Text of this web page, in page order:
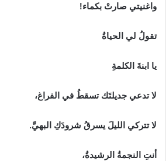
واغنيتي‭ ‬صارتْ‭ ‬بكماء‭!‬
تقولُ‭ ‬لي‭ ‬الحياةُ
يا‭ ‬ابنةَ‭ ‬الكلمةِ‭ ‬
لا‭ ‬تدعي‭ ‬جديلتَك‭ ‬تسقطُ‭ ‬في‭ ‬الفراغ،
لا‭ ‬تتركي‭ ‬الليلَ‭ ‬يسرقُ‭ ‬شرودَكِ‭ ‬البهيَّ‭.‬
أنتِ‭ ‬النجمةُ‭ ‬الرشيدةُ،